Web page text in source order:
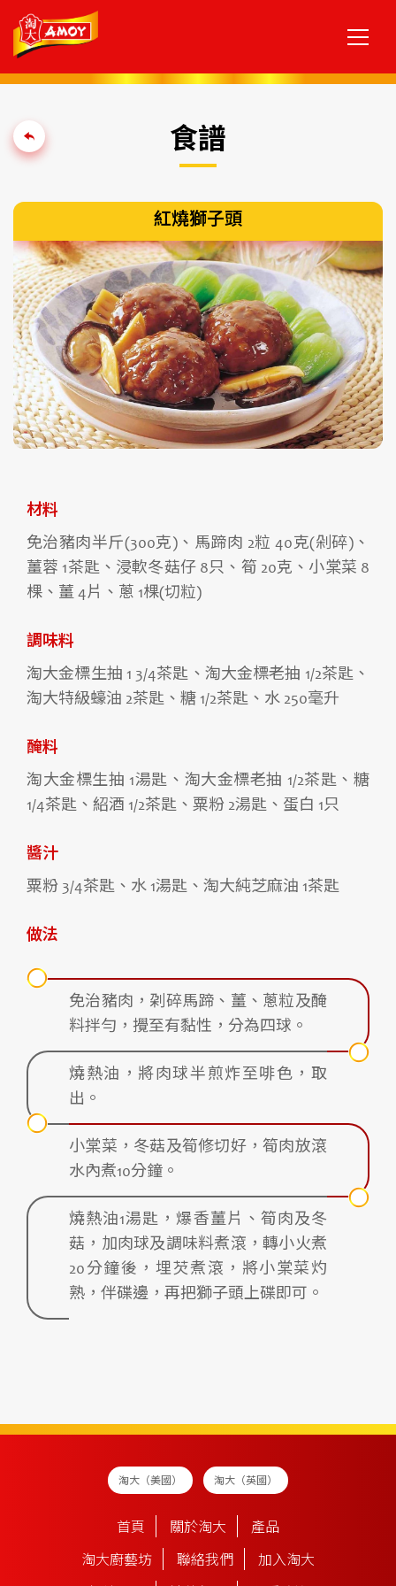
食譜
紅燒獅子頭
材料
免治豬肉半斤(300克)、馬蹄肉 2粒 40克(剁碎)、
薑蓉 1茶匙、浸軟冬菇仔 8只、筍 20克、小棠菜 8
棵、薑 4片、蔥 1棵(切粒)
調味料
淘大金標生抽 1 3/4茶匙、淘大金標老抽 1/2茶匙、
淘大特級蠔油 2茶匙、糖 1/2茶匙、水 250毫升
醃料
淘大金標生抽 1湯匙、淘大金標老抽 1/2茶匙、糖
1/4茶匙、紹酒 1/2茶匙、粟粉 2湯匙、蛋白 1只
醬汁
粟粉 3/4茶匙、水 1湯匙、淘大純芝麻油 1茶匙
做法
免治豬肉，刴碎馬蹄、薑、蔥粒及醃
料拌勻，攪至有黏性，分為四球。
燒熱油，將肉球半煎炸至啡色，取
出。
小棠菜，冬菇及筍修切好，筍肉放滾
水內煮10分鐘。
燒熱油1湯匙，爆香薑片、筍肉及冬
菇，加肉球及調味料煮滾，轉小火煮
20分鐘後，埋芡煮滾，將小棠菜灼
熟，伴碟邊，再把獅子頭上碟即可。
淘大（美國） 淘大（英國）
首頁 關於淘大 產品
淘大廚藝坊 聯絡我們 加入淘大